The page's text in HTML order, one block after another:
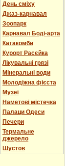
День сміху
Джаз-карнавал
Зоопарк
Карнавал Боді-арта
Катакомби
Курорт Расєйка
Лікувальні грязі
Мінеральні води
Молодіжна фієста
Музеї
Наметові містечка
Палаци Одеси
Печери
Термальне
джерело
Шустов